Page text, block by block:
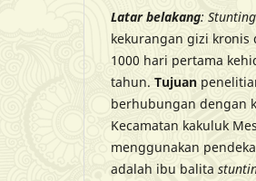
Latar belakang: Stunting
kekurangan gizi
1000 hari pertama
tahun. Tujuan
berhubungan dengan
Kecamatan kakuluk
menggunakan
adalah ibu balita